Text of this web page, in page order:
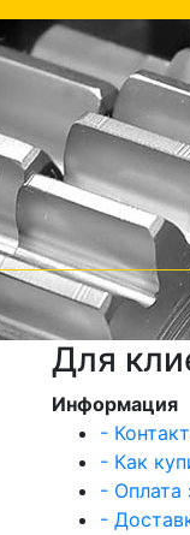
Для
Информация
-
- Как
- Оплата
-